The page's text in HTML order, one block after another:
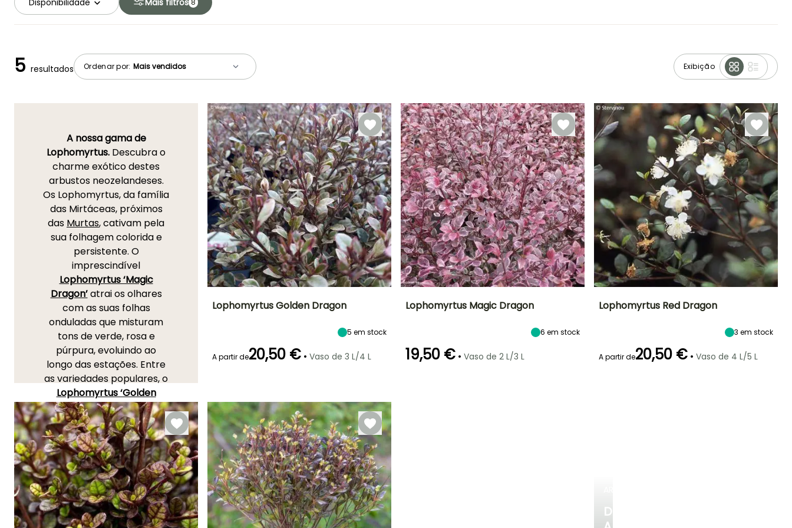
8
Ordenar por: Exibição
5 resultados
A nossa gama de
Lophomyrtus. Descubra o
charme exótico destes
arbustos neozelandeses.
Os Lophomyrtus, da família
das Mirtáceas, próximos
das Murtas, cativam pela
sua folhagem colorida e
persistente. O
imprescindível
Lophomyrtus ‘Magic
Dragon’atrai os olhares
com as suas folhas
onduladas que misturam
tons de verde, rosa e
púrpura, evoluindo ao
longo das estações. Entre
as variedades populares, o
Lophomyrtus ‘Golden
Dragon’destaca-se pela
sua folhagem variegada
evolutiva em tons
dourados, verde claro e
depois alaranjados no
outono. OLophomyrtus
‘Red Dragon’, com as suas
folhas vermelho-escuras,
acrescenta um toque de
DESCUBRA
Exposição
Sol, Semi-
Junho à Julho
plantação
Março à Maio
Até -4°C
Lophomyrtus Golden Dragon
5 em stock
A partir de20,50 € • Vaso de 3 L/4 L
Exposição
Sol, Semi-
Lophomyrtus Magic Dragon
6 em stock
19,50 € • Vaso de 2 L/3 L
Exposição
Sol, Semi-
Lophomyrtus Red Dragon
3 em stock
A partir de20,50 € • Vaso de 4 L/5 L